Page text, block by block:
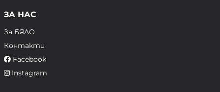
ЗА НАС
За БЯЛО
Контакти
Facebook
Instagram